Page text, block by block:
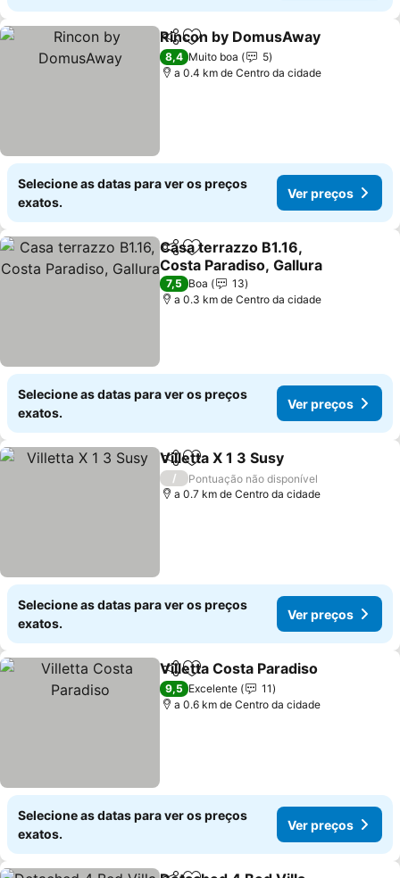
PartilharAdicionar aos favoritos
Rincon by DomusAway
8,4 Muito boa
5
a 0.4 km de Centro da cidade
Selecione as datas para ver os preços
exatos.
Ver preços
PartilharAdicionar aos favoritos
Casa terrazzo B1.16,
Costa Paradiso, Gallura
7,5 Boa
13
a 0.3 km de Centro da cidade
Selecione as datas para ver os preços
exatos.
Ver preços
PartilharAdicionar aos favoritos
Villetta X 1 3 Susy
/
Pontuação não disponível
a 0.7 km de Centro da cidade
Selecione as datas para ver os preços
exatos.
Ver preços
PartilharAdicionar aos favoritos
Villetta Costa Paradiso
9,5 Excelente
11
a 0.6 km de Centro da cidade
Selecione as datas para ver os preços
exatos.
Ver preços